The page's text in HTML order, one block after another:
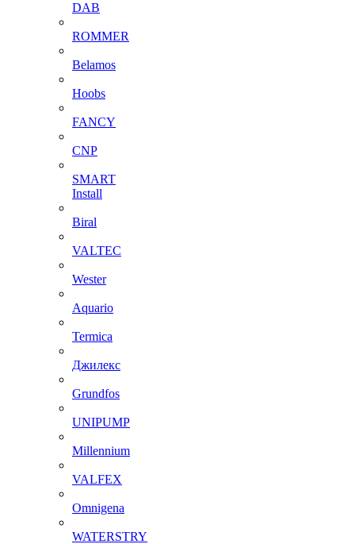
DAB
ROMMER
Belamos
Hoobs
FANCY
CNP
SMART
Install
Biral
VALTEC
Wester
Aquario
Termica
Джилекс
Grundfos
UNIPUMP
Millennium
VALFEX
Omnigena
WATERSTRY